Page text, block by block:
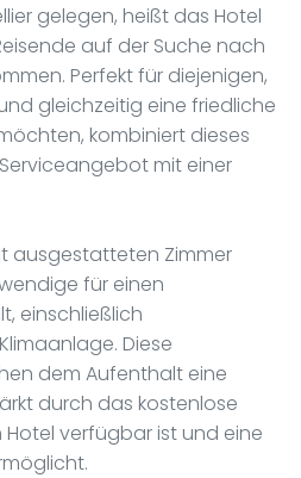
gelegen, heißt das Hotel
auf der Suche nach
Perfekt für diejenigen,
gleichzeitig eine friedliche
kombiniert dieses
mit einer
ausgestatteten Zimmer
für einen
einschließlich
Diese
dem Aufenthalt eine
durch das kostenlose
Hotel verfügbar ist und eine